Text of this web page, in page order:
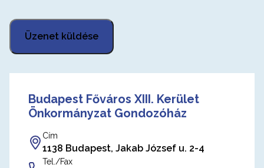
Üzenet küldése
Budapest Főváros XIII. Kerület
Önkormányzat Gondozóház
Cím
1138 Budapest, Jakab József u. 2-4
Tel./Fax